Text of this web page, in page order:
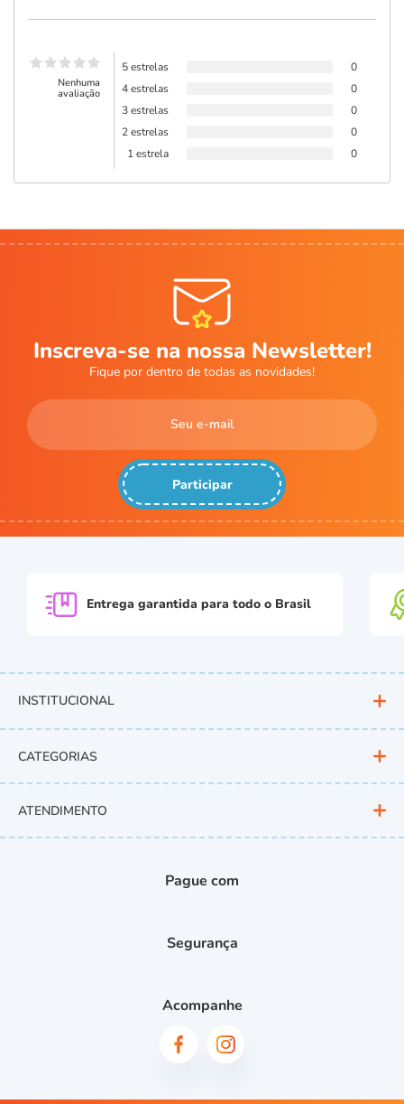
Nenhuma
avaliação
5 estrelas
0
4 estrelas
0
3 estrelas
0
2 estrelas
0
1 estrela
0
Inscreva-se na nossa Newsletter!
Fique por dentro de todas as novidades!
Participar
Entrega garantida para todo o Brasil
INSTITUCIONAL
CATEGORIAS
ATENDIMENTO
Pague com
Segurança
Acompanhe